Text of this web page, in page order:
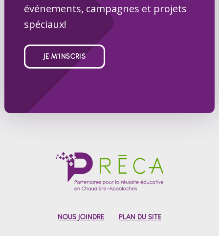
événements, campagnes et projets
spéciaux!
JE M'INSCRIS
NOUS JOINDRE PLAN DU SITE